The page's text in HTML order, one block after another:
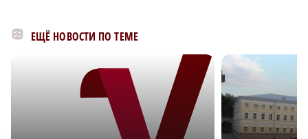
ЕЩЁ НОВОСТИ ПО ТЕМЕ